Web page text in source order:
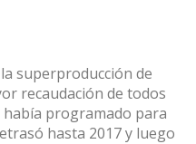
superproducción de
recaudación de todos
programado para
hasta 2017 y luego